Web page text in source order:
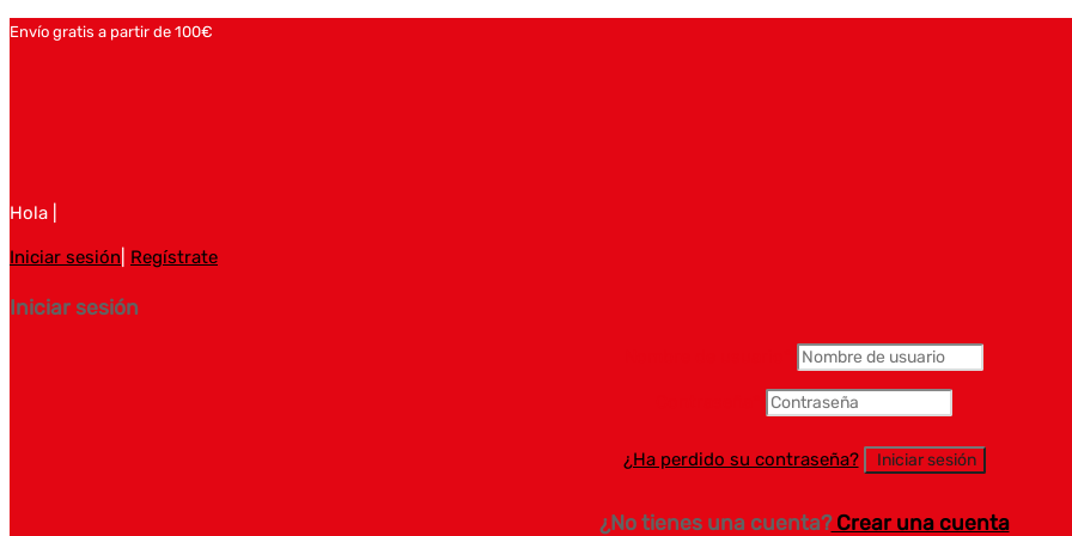
Envío gratis a partir de 100€
Hola |
Iniciar sesión Regístrate
Iniciar sesión
¿Ha perdido su contraseña?
¿No tienes una cuenta?Crear una cuenta